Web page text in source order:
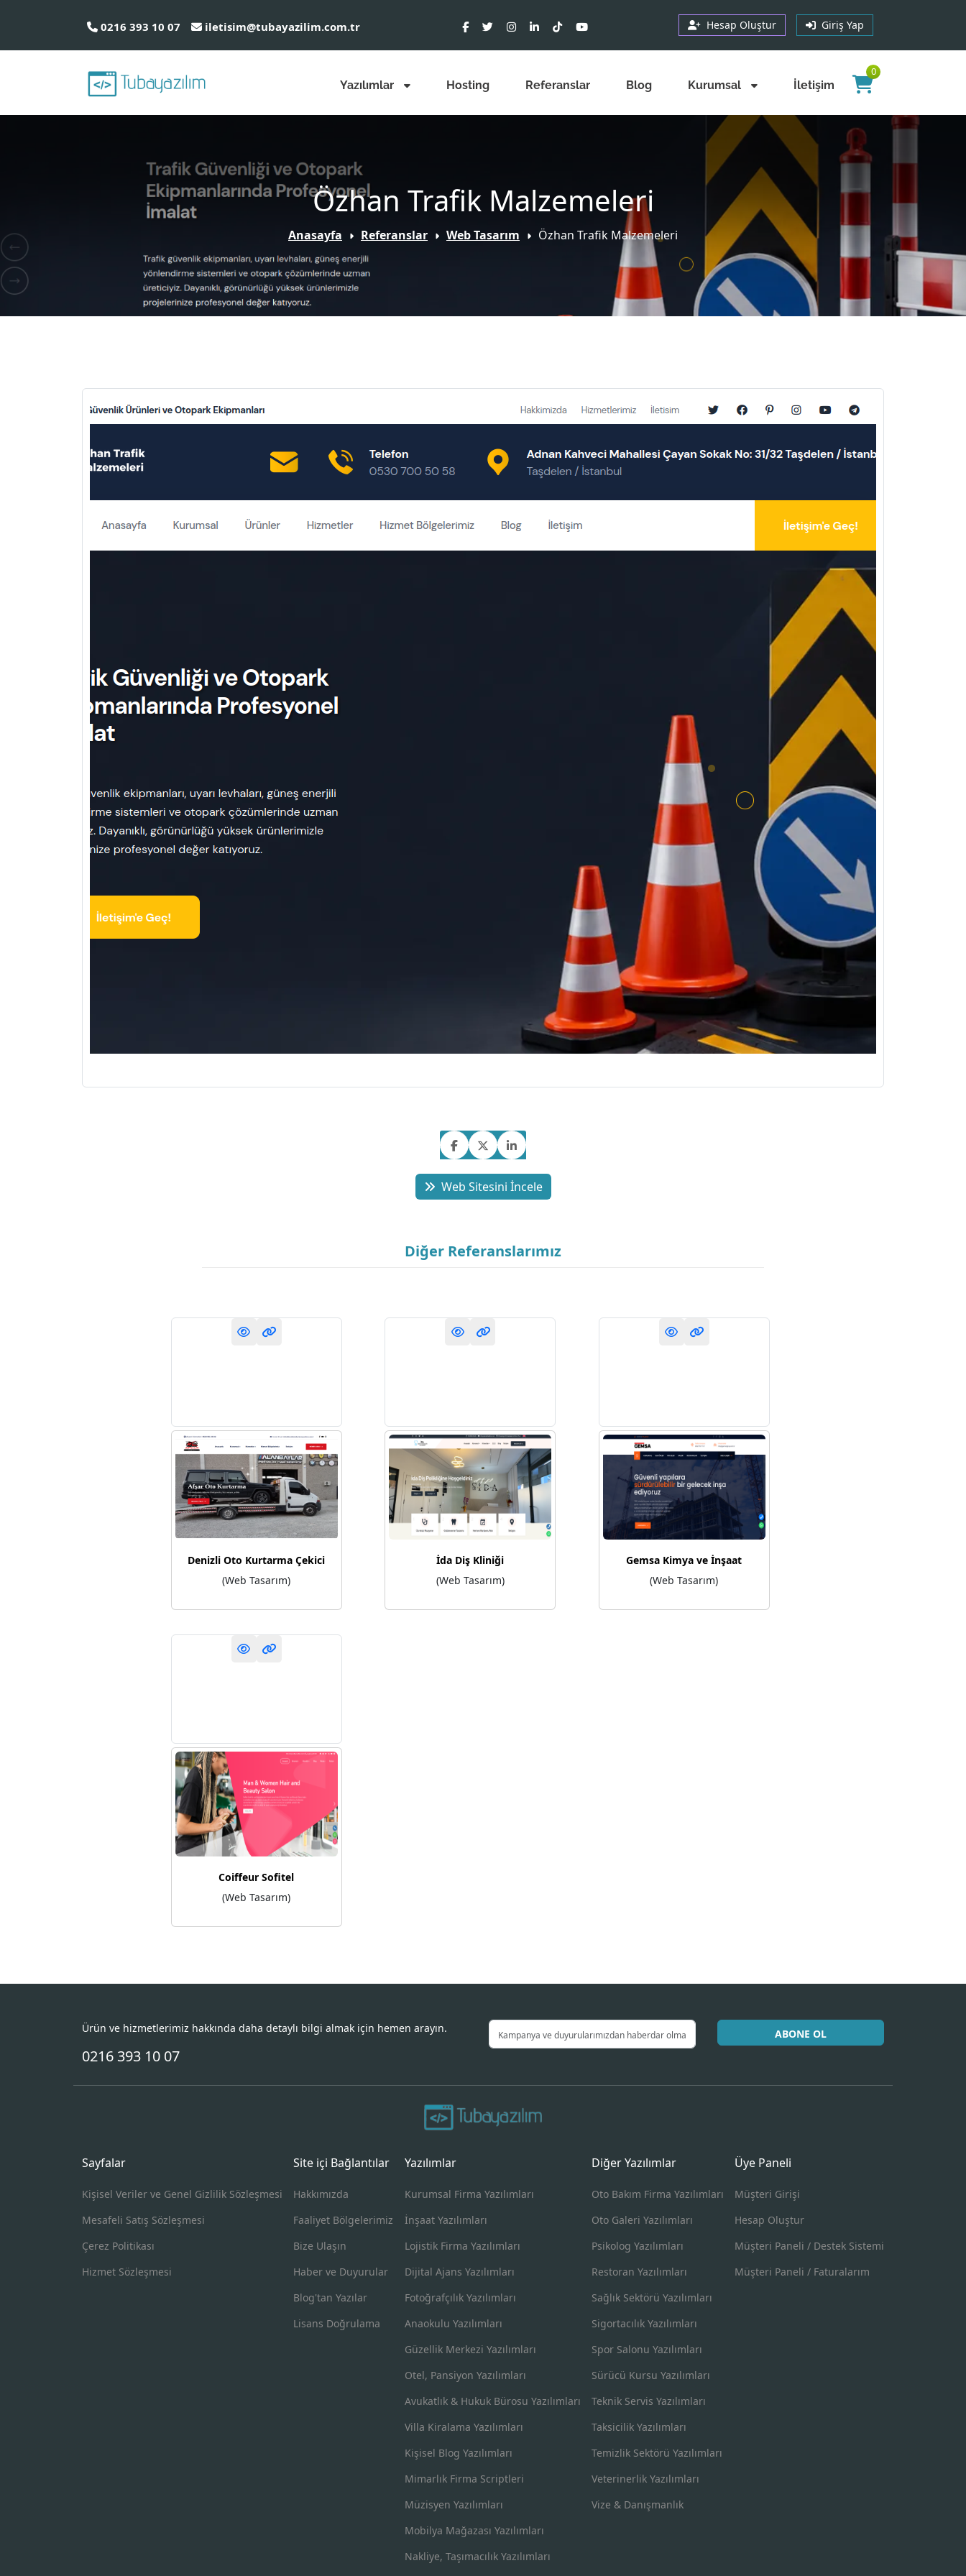
0216 393 10 07 iletisim@tubayazilim.com.tr Hesap Oluştur Giriş Yap
Yazılımlar Hosting Referanslar Blog Kurumsal İletişim
0
Özhan Trafik Malzemeleri
Anasayfa Referanslar Web Tasarım Özhan Trafik Malzemeleri
Web Sitesini İncele
Diğer Referanslarımız
Denizli Oto Kurtarma Çekici
(Web Tasarım)
İda Diş Kliniği
(Web Tasarım)
Gemsa Kimya ve İnşaat
(Web Tasarım)
Coiffeur Sofitel
(Web Tasarım)
Ürün ve hizmetlerimiz hakkında daha detaylı bilgi almak için hemen arayın.
0216 393 10 07
ABONE OL
Sayfalar
Kişisel Veriler ve Genel Gizlilik Sözleşmesi
Mesafeli Satış Sözleşmesi
Çerez Politikası
Hizmet Sözleşmesi
Site içi Bağlantılar
Hakkımızda
Faaliyet Bölgelerimiz
Bize Ulaşın
Haber ve Duyurular
Blog'tan Yazılar
Lisans Doğrulama
Yazılımlar
Kurumsal Firma Yazılımları
İnşaat Yazılımları
Lojistik Firma Yazılımları
Dijital Ajans Yazılımları
Fotoğrafçılık Yazılımları
Anaokulu Yazılımları
Güzellik Merkezi Yazılımları
Otel, Pansiyon Yazılımları
Avukatlık & Hukuk Bürosu Yazılımları
Villa Kiralama Yazılımları
Kişisel Blog Yazılımları
Mimarlık Firma Scriptleri
Müzisyen Yazılımları
Mobilya Mağazası Yazılımları
Nakliye, Taşımacılık Yazılımları
Diğer Yazılımlar
Oto Bakım Firma Yazılımları
Oto Galeri Yazılımları
Psikolog Yazılımları
Restoran Yazılımları
Sağlık Sektörü Yazılımları
Sigortacılık Yazılımları
Spor Salonu Yazılımları
Sürücü Kursu Yazılımları
Teknik Servis Yazılımları
Taksicilik Yazılımları
Temizlik Sektörü Yazılımları
Veterinerlik Yazılımları
Vize & Danışmanlık
Üye Paneli
Müşteri Girişi
Hesap Oluştur
Müşteri Paneli / Destek Sistemi
Müşteri Paneli / Faturalarım